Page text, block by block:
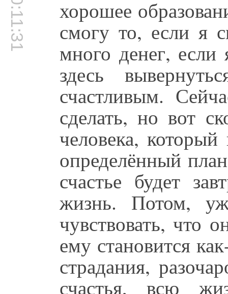
00:11:31 хорошее
смогу то, если я
много денег, если
здесь
счастливым.
сделать, но вот
человека, который
определённый
счастье будет
жизнь. Потом,
чувствовать, что
ему становится
страдания,
счастья, всю